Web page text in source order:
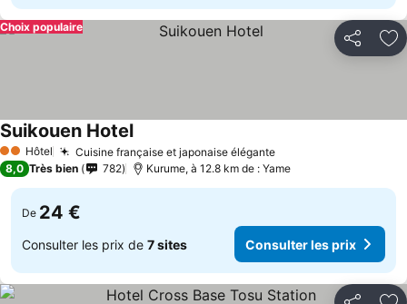
Partager
Choix populaire
2 Étoiles
Hôtel Cuisine française et japonaise éléganteConsulter les prix
Suikouen HotelConsulter les prix
8,0 Très bien 782 Kurume, à 12.8 km de : Yame
De 24 €
Consulter les prix de 7 sites Consulter les prix